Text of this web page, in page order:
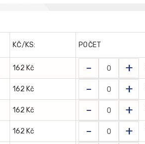
KČ/KS: POČET
162 Kč - +
162 Kč - +
162 Kč - +
162 Kč - +